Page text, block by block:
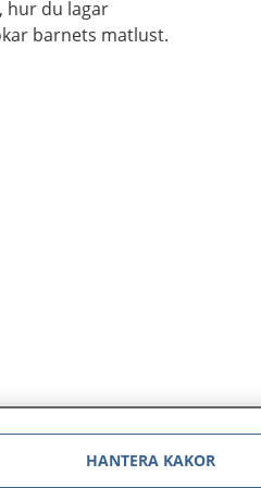
hur du lagar
barnets matlust.
HANTERA KAKOR